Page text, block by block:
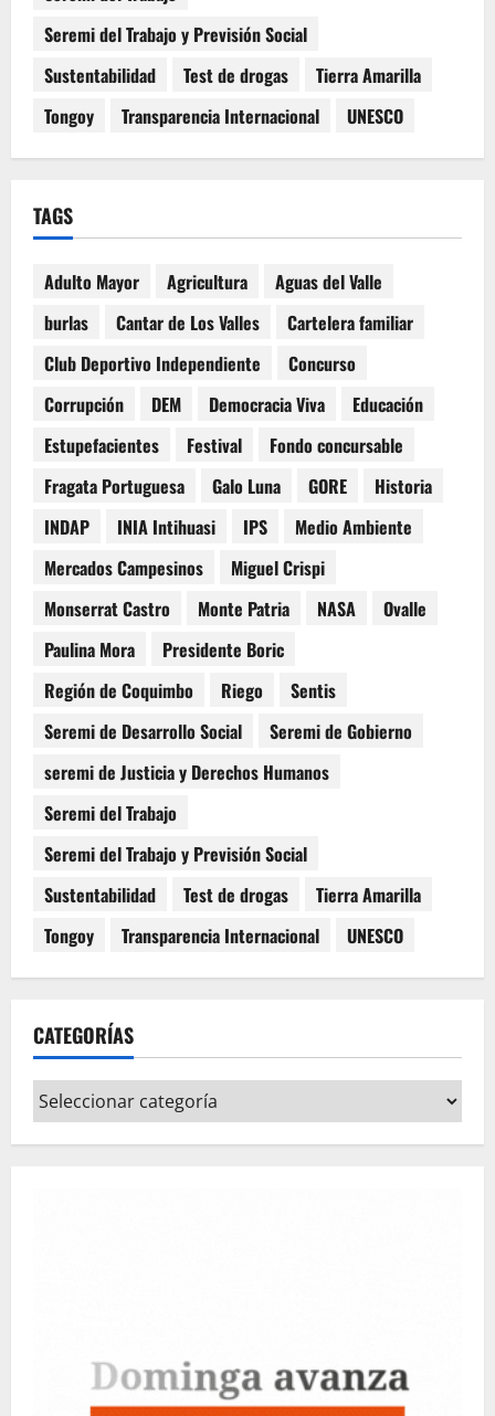
Seremi del Trabajo y Previsión Social
Sustentabilidad
Test de drogas
Tierra Amarilla
Tongoy
Transparencia Internacional UNESCO
TAGS
Adulto Mayor Agricultura
Aguas del Valle
burlas
Cantar de Los Valles
Cartelera familiar
Club Deportivo Independiente
Concurso
Corrupción
DEM Democracia Viva
Educación
Estupefacientes
Festival
Fondo concursable
Fragata Portuguesa
Galo Luna GORE
Historia
INDAP
INIA Intihuasi IPS
Medio Ambiente
Mercados Campesinos
Miguel Crispi
Monserrat Castro
Monte Patria NASA
Ovalle
Paulina Mora
Presidente Boric
Región de Coquimbo
Riego
Sentis
Seremi de Desarrollo Social
Seremi de Gobierno
seremi de Justicia y Derechos Humanos
Seremi del Trabajo
Seremi del Trabajo y Previsión Social
Sustentabilidad
Test de drogas
Tierra Amarilla
Tongoy
Transparencia Internacional UNESCO
CATEGORÍAS
Categorías